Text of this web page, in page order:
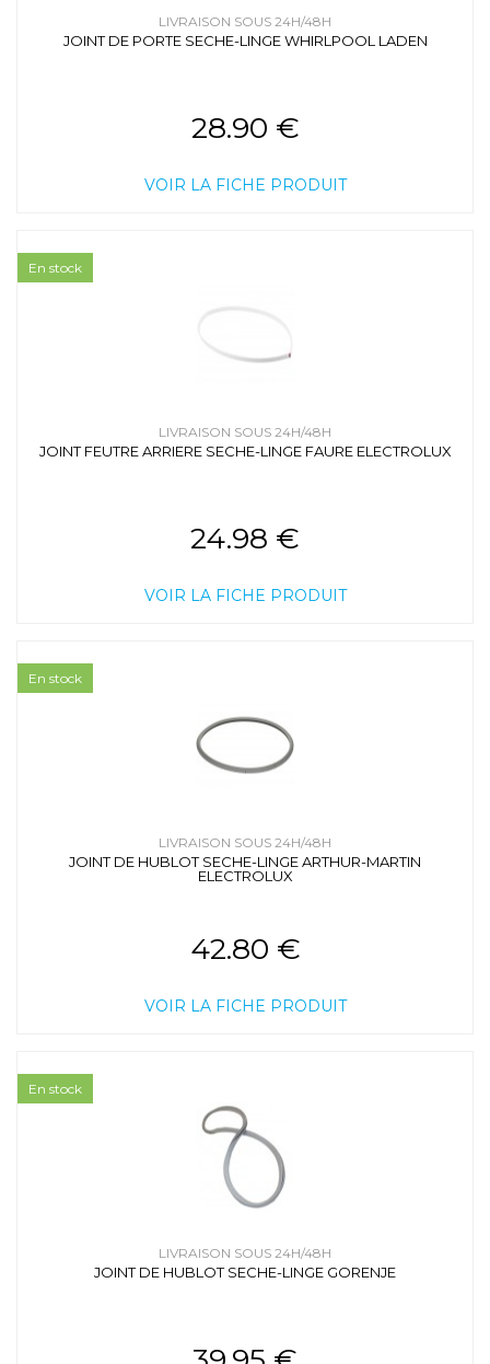
LIVRAISON SOUS 24H/48H
JOINT DE PORTE SECHE-LINGE WHIRLPOOL LADEN
28.90 €
VOIR LA FICHE PRODUIT
LIVRAISON SOUS 24H/48H
JOINT FEUTRE ARRIERE SECHE-LINGE FAURE ELECTROLUX
24.98 €
VOIR LA FICHE PRODUIT
En stock
LIVRAISON SOUS 24H/48H
JOINT DE HUBLOT SECHE-LINGE ARTHUR-MARTIN
ELECTROLUX
42.80 €
VOIR LA FICHE PRODUIT
En stock
LIVRAISON SOUS 24H/48H
JOINT DE HUBLOT SECHE-LINGE GORENJE
En stock